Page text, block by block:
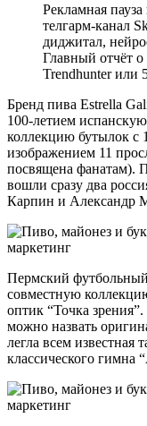
Рекламная
телгарм-канал
диджитал,
Главный отчёт о
Trendhunter или
Бренд пива Estrella
100-летием
коллекцию бутылок с
изображением 11
посвящена фанатам).
вошли сразу два
Карпин и Александр
Пермский
совместную
оптик “Точка
можно назвать
легла всем известная
классического гимна